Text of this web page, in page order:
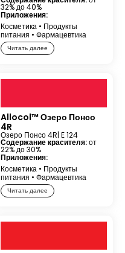
32% до 40%
Приложения:
Косметика• Продукты
питания • Фармацевтика
Читать далее
Allocol™ Озеро Понсо
4R
Озеро Понсо 4R| E 124
Содержание красителя:от
22% до 30%
Приложения:
Косметика• Продукты
питания • Фармацевтика
Читать далее